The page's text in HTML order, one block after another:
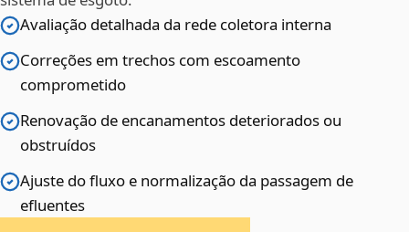
Avaliação detalhada da rede coletora interna
Correções em trechos com escoamento
comprometido
Renovação de encanamentos deteriorados ou
obstruídos
Ajuste do fluxo e normalização da passagem de
efluentes